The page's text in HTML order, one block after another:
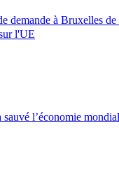
demande à Bruxelles de
l'UE
l’économie